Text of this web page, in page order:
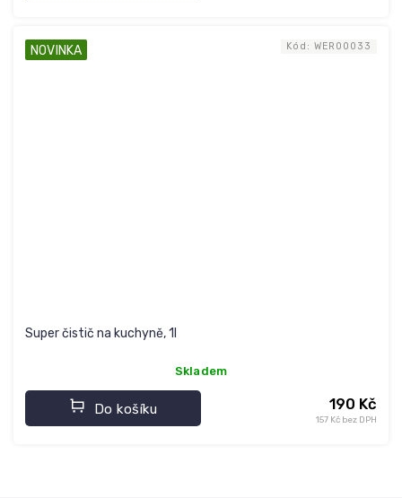
NOVINKA
Super čistič na kuchyně, 1l
Skladem
157 Kč bez DPH
190 Kč
Do košíku
Kód: WER00033